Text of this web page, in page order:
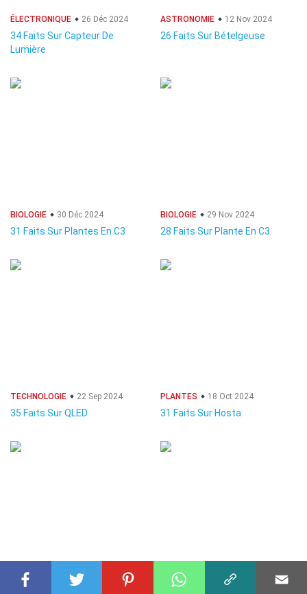
ÉLECTRONIQUE 26 Déc 2024
34 Faits Sur Capteur De
Lumière
ASTRONOMIE 12 Nov 2024
26 Faits Sur Bételgeuse
BIOLOGIE 30 Déc 2024
31 Faits Sur Plantes En C3
BIOLOGIE 29 Nov 2024
28 Faits Sur Plante En C3
TECHNOLOGIE 22 Sep 2024
35 Faits Sur QLED
PLANTES 18 Oct 2024
31 Faits Sur Hosta
PLANTES 06 Jan 2025 PLANTES 11 Déc 2024